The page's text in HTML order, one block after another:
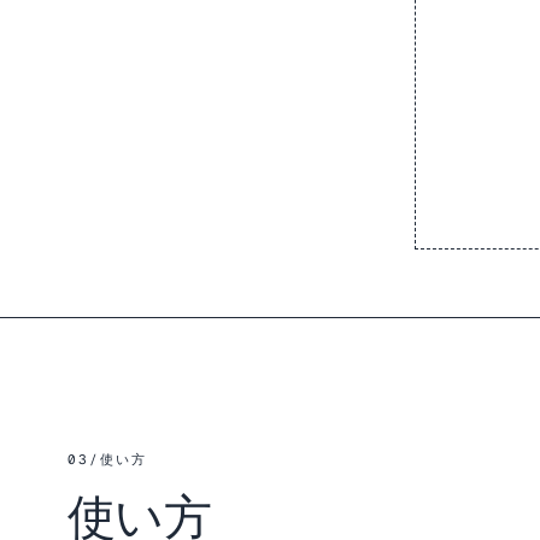
03 / 使い方
使い方